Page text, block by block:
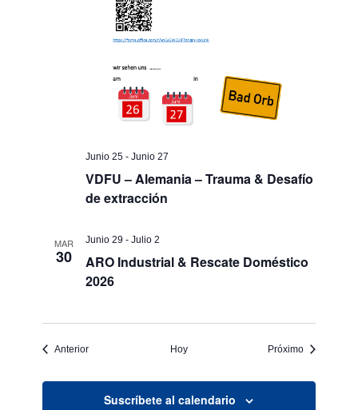
Junio 25 -Junio 27
VDFU – Alemania – Trauma & Desafío
de extracción
MAR
30
Junio 29 -Julio 2
ARO Industrial & Rescate Doméstico
2026
AnteriorEventos Hoy PróximoEventos
Suscríbete al calendario